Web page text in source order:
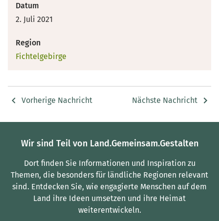
Datum
2. Juli 2021
Region
Fichtelgebirge
Vorherige Nachricht Nächste Nachricht
Wir sind Teil von Land.Gemeinsam.Gestalten
Dort finden Sie Informationen und Inspiration zu
Themen, die besonders für ländliche Regionen relevant
sind. Entdecken Sie, wie engagierte Menschen auf dem
Land ihre Ideen umsetzen und ihre Heimat
weiterentwickeln.